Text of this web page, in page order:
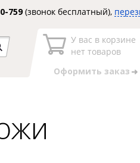
759(звонок бесплатный),
У вас в корзине
нет товаров
Оформить заказ